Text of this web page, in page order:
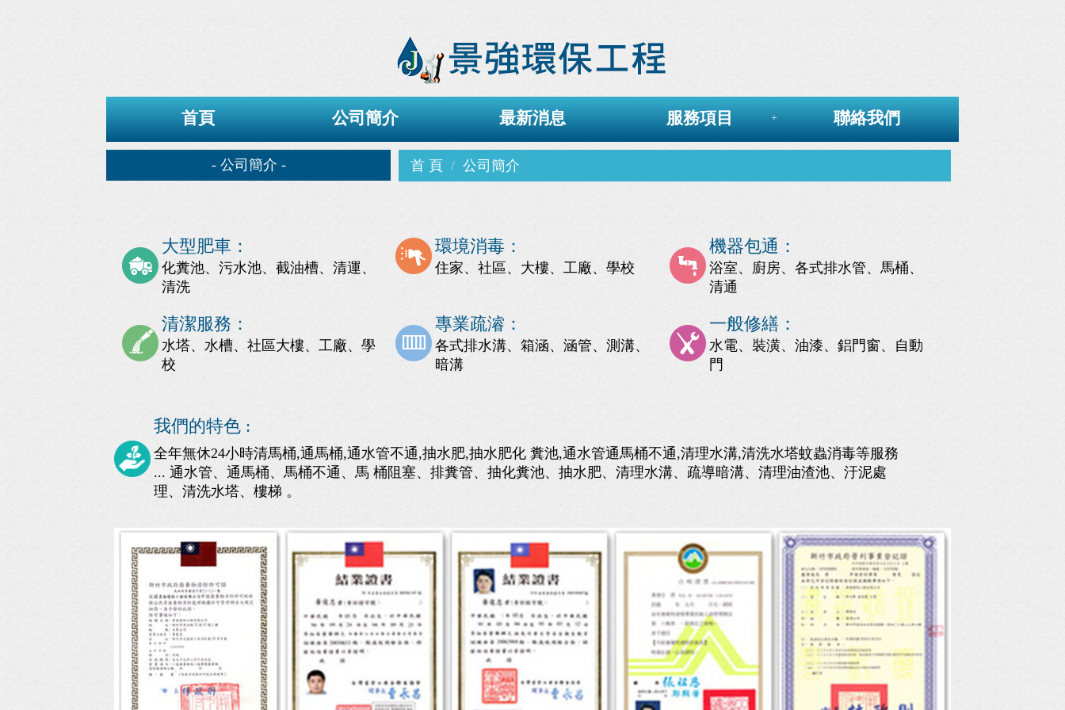
首頁 公司簡介 最新消息 服務項目 + 聯絡我們
- 公司簡介 - 首 頁 公司簡介
大型肥車：
化糞池、污水池、截油槽、清運、
清洗
環境消毒：
住家、社區、大樓、工廠、學校
機器包通：
浴室、廚房、各式排水管、馬桶、
清通
清潔服務：
水塔、水槽、社區大樓、工廠、學
校
專業疏濬：
各式排水溝、箱涵、涵管、測溝、
暗溝
一般修繕：
水電、裝潢、油漆、鋁門窗、自動
門
我們的特色 :
全年無休24小時清馬桶,通馬桶,通水管不通,抽水肥,抽水肥化 糞池,通水管通馬桶不通,清理水溝,清洗水塔蚊蟲消毒等服務
... 通水管、通馬桶、馬桶不通、馬 桶阻塞、排糞管、抽化糞池、抽水肥、清理水溝、疏導暗溝、清理油渣池、汙泥處
理、清洗水塔、樓梯 。